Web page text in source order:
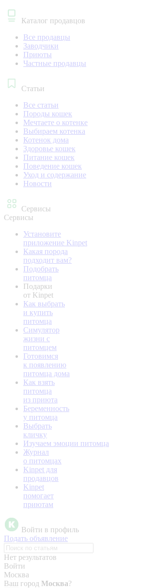
Каталог продавцов
Все продавцы
Заводчики
Приюты
Частные продавцы
Статьи
Все статьи
Породы кошек
Мечтаете о котенке
Выбираем котенка
Котенок дома
Здоровье кошек
Питание кошек
Поведение кошек
Уход и содержание
Новости
Сервисы
Сервисы
Установите
приложение Kinpet
Какая порода
подходит вам?
Подобрать
питомца
Подарки
от Kinpet
Как выбрать
и купить
питомца
Симулятор
жизни с
питомцем
Готовимся
к появлению
питомца дома
Как взять
питомца
из приюта
Беременность
у питомца
Выбрать
кличку
Изучаем эмоции питомца
Журнал
о питомцах
Kinpet для
продавцов
Kinpet
помогает
приютам
Войти в профиль
Подать объявление
Нет результатов
Войти
Москва
Ваш город Москва?